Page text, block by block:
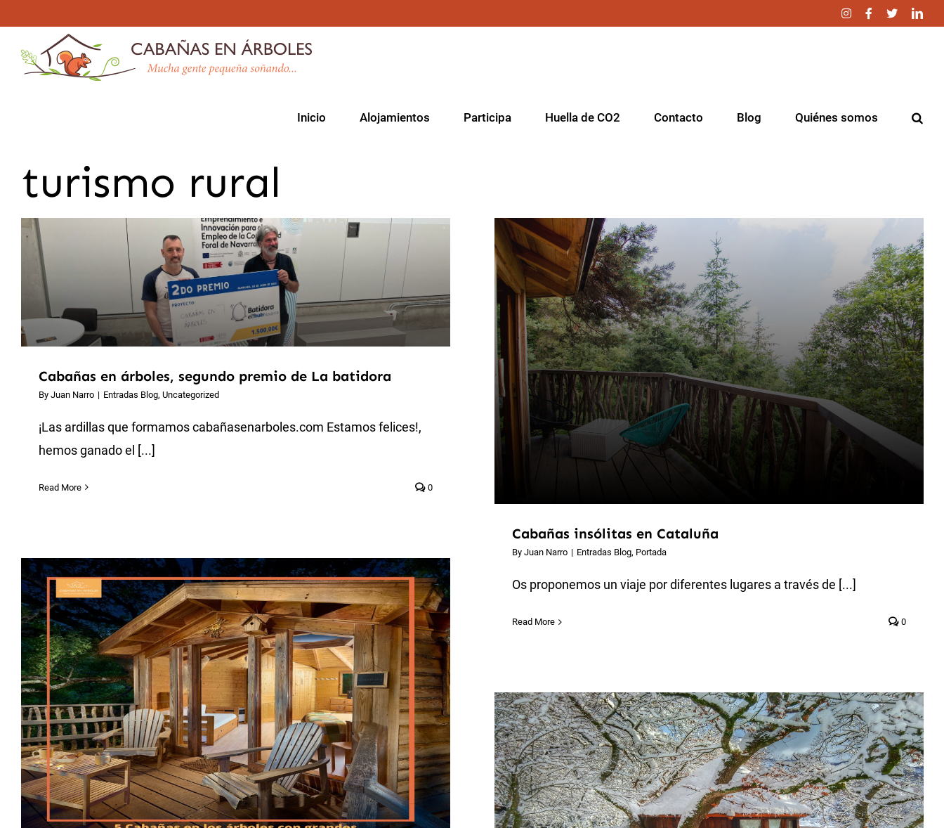
content
InstagramFacebook
Twitter
Inicio Alojamientos Participa Huella de CO2 Contacto Blog Quiénes somos
turismo rural
Cabañas en árboles, segundo premio de La batidora
By Juan Narro | Entradas Blog, Uncategorized
¡Las ardillas que formamos cabañasenarboles.com Estamos felices!,
hemos ganado el [...]
Read More 0
Cabañas insólitas en Cataluña
By Juan Narro | Entradas Blog, Portada
Os proponemos un viaje por diferentes lugares a través de [...]
Read More 0